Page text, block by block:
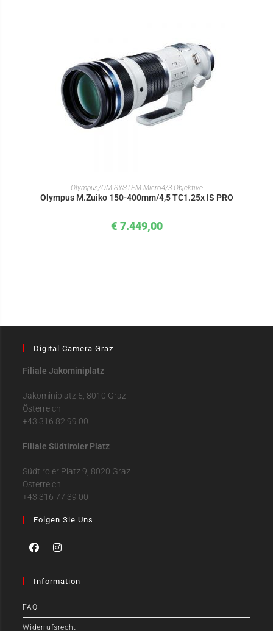
IN DEN WARENKORB
Olympus/OM SYSTEM Micro4/3 Objektive
Olympus M.Zuiko 150-400mm/4,5 TC1.25x IS PRO
€ 7.449,00
Digital Camera Graz
Filiale Jakominiplatz
Jakominiplatz 5, 8010 Graz
Österreich
+43 316 82 99 00
Filiale Südtiroler Platz
Südtiroler Platz 9, 8020 Graz
Österreich
+43 316 77 39 00
Folgen Sie Uns
Information
FAQ
Widerrufsrecht